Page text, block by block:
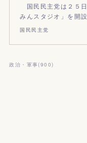
国民民主党は２５
みんスタジオ」を開
国民民主党
政治・軍事(900)